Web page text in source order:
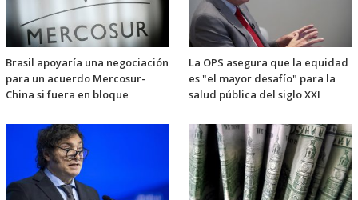
Brasil apoyaría una negociación
para un acuerdo Mercosur-
China si fuera en bloque
La OPS asegura que la equidad
es "el mayor desafío" para la
salud pública del siglo XXI